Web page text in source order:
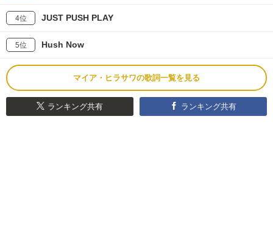
4位 JUST PUSH PLAY
5位 Hush Now
マイア・ヒラサワの歌詞一覧を見る
ランキング共有 ランキング共有